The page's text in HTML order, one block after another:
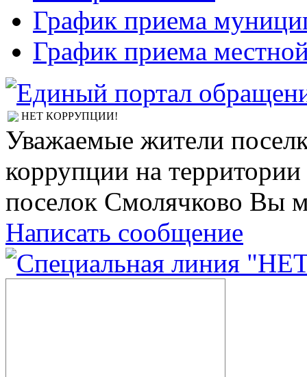
График приема
График приема
НЕТ КОРРУПЦИИ!
Уважаемые жители
коррупции на
поселок Смолячково Вы
Написать сообщение